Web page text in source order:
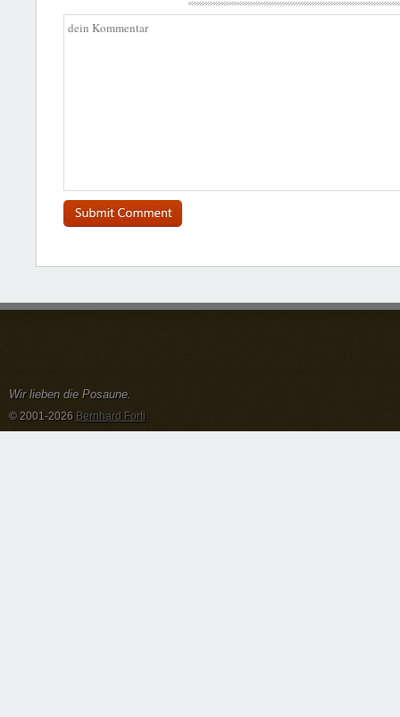
Wir lieben die Posaune.
© 2001-2026 Bernhard Forti